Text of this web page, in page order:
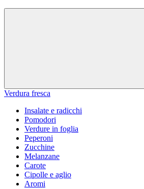
Verdura fresca
Insalate e radicchi
Pomodori
Verdure in foglia
Peperoni
Zucchine
Melanzane
Carote
Cipolle e aglio
Aromi